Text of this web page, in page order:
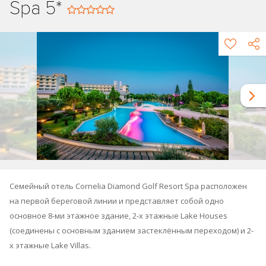
Spa 5*
Семейный отель Cornelia Diamond Golf Resort Spa расположен
на первой береговой линии и представляет собой одно
основное 8-ми этажное здание, 2-х этажные Lake Houses
(соединены с основным зданием застеклённым переходом) и 2-
х этажные Lake Villas.